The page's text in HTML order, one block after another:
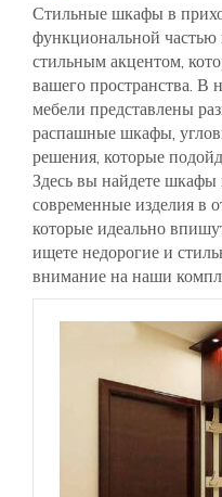
Стильные шкафы в
функциональной частью
стильным акцентом,
вашего пространства. В
мебели представлены
распашные шкафы,
решения, которые
Здесь вы найдете шкафы
современные изделия в
которые идеально
ищете недорогие и
внимание на наши